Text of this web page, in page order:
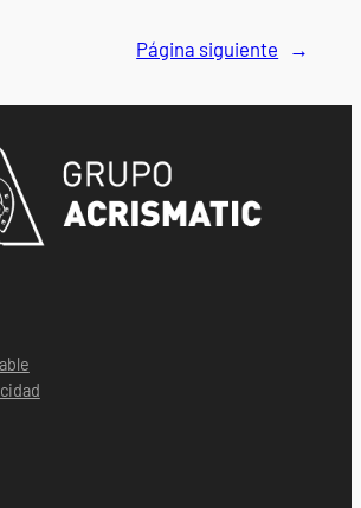
Página siguiente →